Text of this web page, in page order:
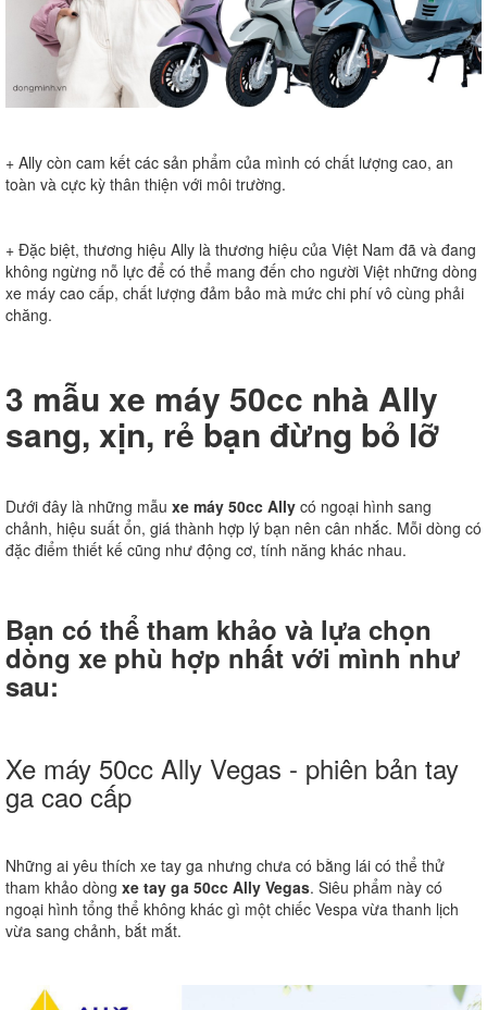
+ Ally còn cam kết các sản phẩm của mình có chất lượng cao, an
toàn và cực kỳ thân thiện với môi trường.
+ Đặc biệt, thương hiệu Ally là thương hiệu của Việt Nam đã và đang
không ngừng nỗ lực để có thể mang đến cho người Việt những dòng
xe máy cao cấp, chất lượng đảm bảo mà mức chi phí vô cùng phải
chăng.
3 mẫu xe máy 50cc nhà Ally
sang, xịn, rẻ bạn đừng bỏ lỡ
Dưới đây là những mẫu xe máy 50cc Ally có ngoại hình sang
chảnh, hiệu suất ổn, giá thành hợp lý bạn nên cân nhắc. Mỗi dòng có
đặc điểm thiết kế cũng như động cơ, tính năng khác nhau.
Bạn có thể tham khảo và lựa chọn
dòng xe phù hợp nhất với mình như
sau:
Xe máy 50cc Ally Vegas - phiên bản tay
ga cao cấp
Những ai yêu thích xe tay ga nhưng chưa có bằng lái có thể thử
tham khảo dòng xe tay ga 50cc Ally Vegas. Siêu phẩm này có
ngoại hình tổng thể không khác gì một chiếc Vespa vừa thanh lịch
vừa sang chảnh, bắt mắt.